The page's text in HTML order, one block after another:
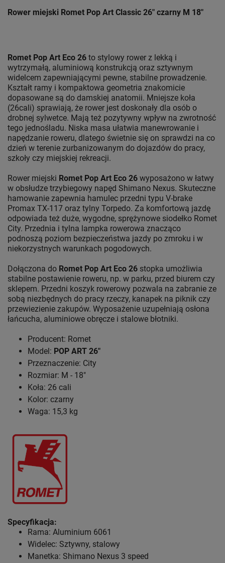
Rower miejski Romet Pop Art Classic 26" czarny M 18"
Romet Pop Art Eco 26 to stylowy rower z lekką i
wytrzymałą, aluminiową konstrukcją oraz sztywnym
widelcem zapewniającymi pewne, stabilne prowadzenie.
Kształt ramy i kompaktowa geometria znakomicie
dopasowane są do damskiej anatomii. Mniejsze koła
(26cali) sprawiają, że rower jest doskonały dla osób o
drobnej sylwetce. Mają też pozytywny wpływ na zwrotność
tego jednośladu. Niska masa ułatwia manewrowanie i
napędzanie roweru, dlatego świetnie się on sprawdzi na co
dzień w terenie zurbanizowanym do dojazdów do pracy,
szkoły czy miejskiej rekreacji.
Rower miejski Romet Pop Art Eco 26 wyposażono w łatwy
w obsłudze trzybiegowy napęd Shimano Nexus. Skuteczne
hamowanie zapewnia hamulec przedni typu V-brake
Promax TX-117 oraz tylny Torpedo. Za komfortową jazdę
odpowiada też duże, wygodne, sprężynowe siodełko Romet
City. Przednia i tylna lampka rowerowa znacząco
podnoszą poziom bezpieczeństwa jazdy po zmroku i w
niekorzystnych warunkach pogodowych.
Dołączona do Romet Pop Art Eco 26 stopka umożliwia
stabilne postawienie roweru, np. w parku, przed biurem czy
sklepem. Przedni koszyk rowerowy pozwala na zabranie ze
sobą niezbędnych do pracy rzeczy, kanapek na piknik czy
przewiezienie zakupów. Wyposażenie uzupełniają osłona
łańcucha, aluminiowe obręcze i stalowe błotniki.
Producent: Romet
Model: POP ART 26"
Przeznaczenie: City
Rozmiar: M - 18"
Koła: 26 cali
Kolor: czarny
Waga: 15,3 kg
Specyfikacja:
Rama: Aluminium 6061
Widelec: Sztywny, stalowy
Manetka: Shimano Nexus 3 speed